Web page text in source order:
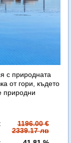
с природната
от гори, където
природни
1196.00 €
2339.17 лв